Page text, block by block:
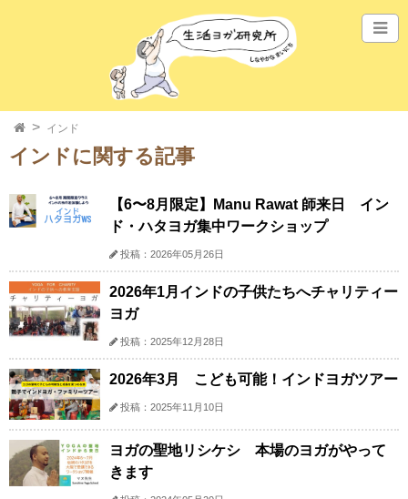
インド
インドに関する記事
【6〜8月限定】Manu Rawat 師来日 イン
ド・ハタヨガ集中ワークショップ
投稿：2026年05月26日
2026年1月インドの子供たちへチャリティー
ヨガ
投稿：2025年12月28日
2026年3月 こども可能！インドヨガツアー
投稿：2025年11月10日
ヨガの聖地リシケシ 本場のヨガがやって
きます